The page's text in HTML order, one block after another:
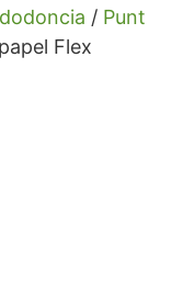
/ Punt
Flex